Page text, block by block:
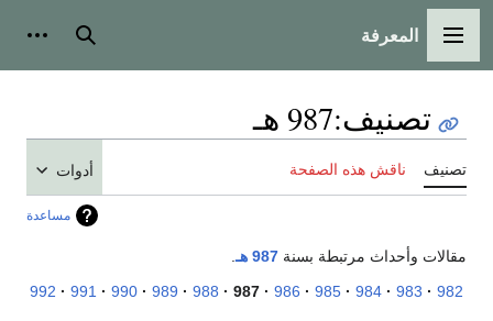
القائمة الرئيسية
المعرفة بحث
تصنيف:987 هـ
تصنيف ناقش هذه الصفحة أدوات
مساعدة
مقالات وأحداث مرتبطة بسنة 987 هـ
.
982
983
984
985
986
987
988
989
990
991
992